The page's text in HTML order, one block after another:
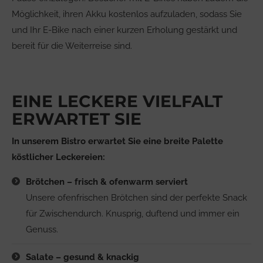
Möglichkeit, ihren Akku kostenlos aufzuladen, sodass Sie
und Ihr E-Bike nach einer kurzen Erholung gestärkt und
bereit für die Weiterreise sind.
EINE LECKERE VIELFALT
ERWARTET SIE
In unserem Bistro erwartet Sie eine breite Palette
köstlicher Leckereien:
Brötchen – frisch & ofenwarm serviert
Unsere ofenfrischen Brötchen sind der perfekte Snack
für Zwischendurch. Knusprig, duftend und immer ein
Genuss.
Salate – gesund & knackig